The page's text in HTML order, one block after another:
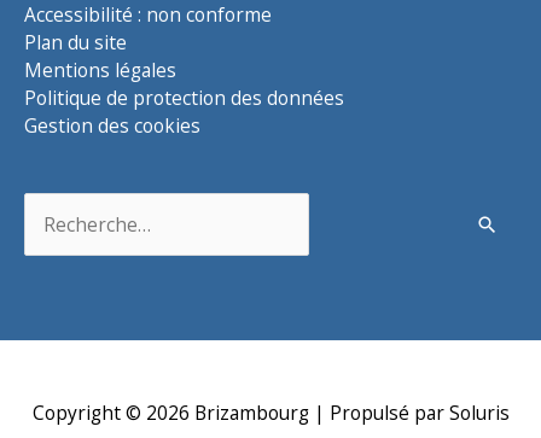
Accessibilité : non conforme
Plan du site
Mentions légales
Politique de protection des données
Gestion des cookies
Copyright © 2026 Brizambourg| Propulsé par Soluris